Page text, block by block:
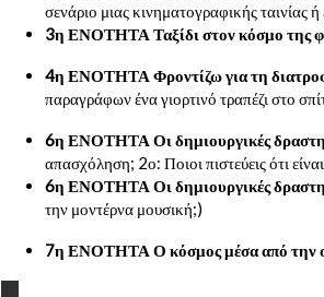
σενάριο μιας κινηματογραφικής ταινίας
3η ΕΝΟΤΗΤΑ Ταξίδι στον κόσμο της
4η ΕΝΟΤΗΤΑ Φροντίζω για τη
παραγράφων ένα γιορτινό τραπέζι στο
6η ΕΝΟΤΗΤΑ Οι δημιουργικές
απασχόληση; 2ο: Ποιοι πιστεύεις ότι
6η ΕΝΟΤΗΤΑ Οι δημιουργικές
την μοντέρνα μουσική;)
7η ΕΝΟΤΗΤΑ Ο κόσμος μέσα από την